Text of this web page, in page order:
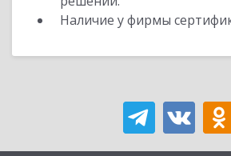
Наличие у фирмы